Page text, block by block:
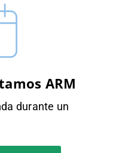
ARM
durante un